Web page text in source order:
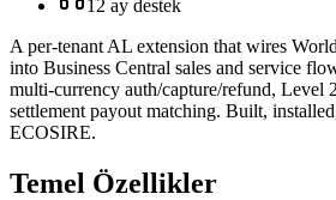
12 ay destek
A per-tenant AL extension that wires
into Business Central sales and service
multi-currency auth/capture/refund, Level
settlement payout matching. Built,
ECOSIRE.
Temel Özellikler